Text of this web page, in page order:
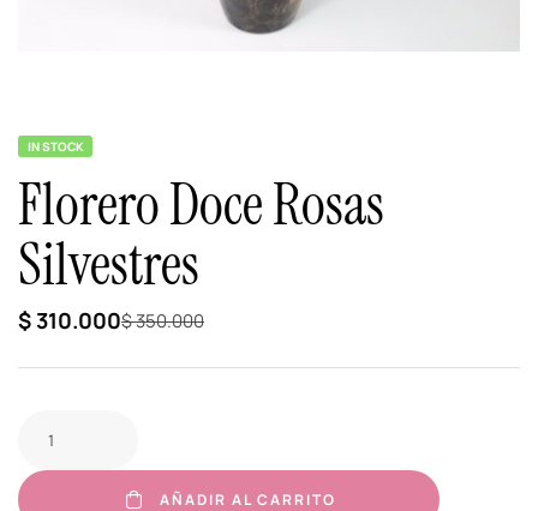
IN STOCK
Florero Doce Rosas
Silvestres
$350.000
$310.000
AÑADIR AL CARRITO